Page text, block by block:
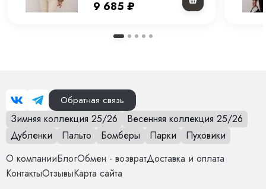
9 685 ₽
Обратная связь
Зимняя коллекция 25/26
Весенняя коллекция 25/26
Дубленки
Пальто Бомберы Парки
Пуховики
О компанииБлогОбмен - возвратДоставка и оплата
КонтактыОтзывыКарта сайта